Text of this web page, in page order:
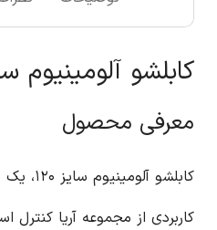
کابلشو آلومینیوم سایز
معرفی محصول
کابلشو
کاربردی از مجموعه آریا